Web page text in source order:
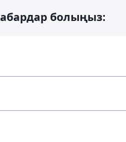
болыңыз: